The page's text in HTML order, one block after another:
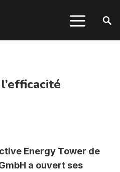
Energy Tower de
a ouvert ses